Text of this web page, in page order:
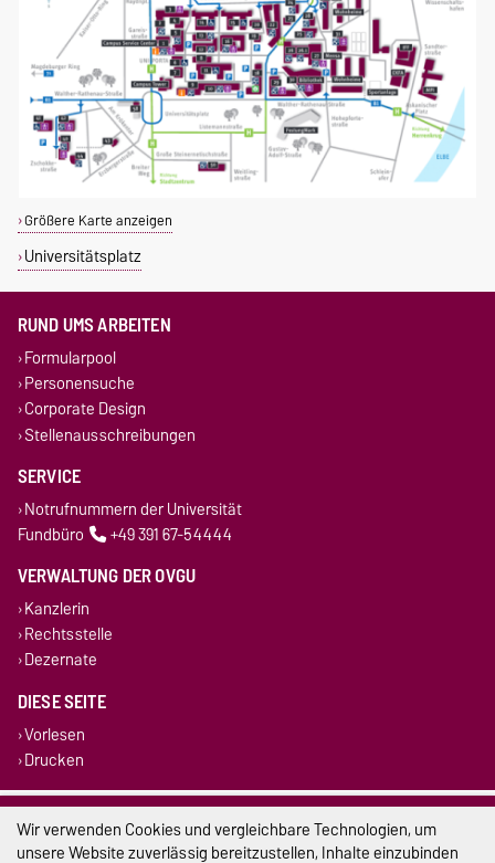
Größere Karte anzeigen
Universitätsplatz
RUND UMS ARBEITEN
Formularpool
Personensuche
Corporate Design
Stellenausschreibungen
SERVICE
Notrufnummern der Universität
Fundbüro
+49 391 67-54444
VERWALTUNG DER OVGU
Kanzlerin
Rechtsstelle
Dezernate
DIESE SEITE
Vorlesen
Drucken
Impressum
Datenschutz
Wir verwenden Cookies und vergleichbare Technologien, um
unsere Website zuverlässig bereitzustellen, Inhalte einzubinden